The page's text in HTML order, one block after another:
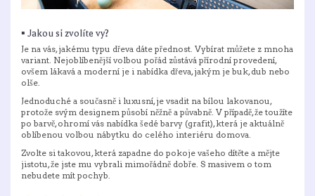
▪ Jakou si zvolíte vy?
Je na vás, jakému typu dřeva dáte přednost. Vybírat můžete z mnoha
variant. Nejoblíbenější volbou pořád zůstává přírodní provedení,
ovšem lákavá a moderní je i nabídka dřeva, jakým je buk, dub nebo
olše.
Jednoduché a současně i luxusní, je vsadit na bílou lakovanou,
protože svým designem působí něžně a půvabně. V případě, že toužíte
po barvě, ohromí vás nabídka šedé barvy (grafit), která je aktuálně
oblíbenou volbou nábytku do celého interiéru domova.
Zvolte si takovou, která zapadne do pokoje vašeho dítěte a mějte
jistotu, že jste mu vybrali mimořádně dobře. S masivem o tom
nebudete mít pochyb.